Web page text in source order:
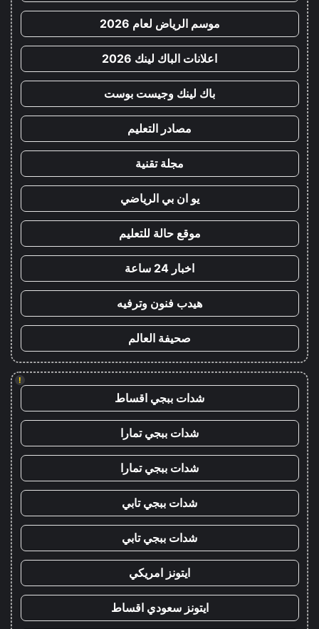
موسم الرياض لعام 2026
اعلانات الباك لينك 2026
باك لينك وجيست بوست
مصادر التعليم
مجلة تقنية
يو ان بي الرياضي
موقع حالة للتعليم
اخبار 24 ساعة
هيدب فنون وترفيه
صحيفة العالم
!
شدات ببجي اقساط
شدات ببجي تمارا
شدات ببجي تمارا
شدات ببجي تابي
شدات ببجي تابي
ايتونز امريكي
ايتونز سعودي اقساط